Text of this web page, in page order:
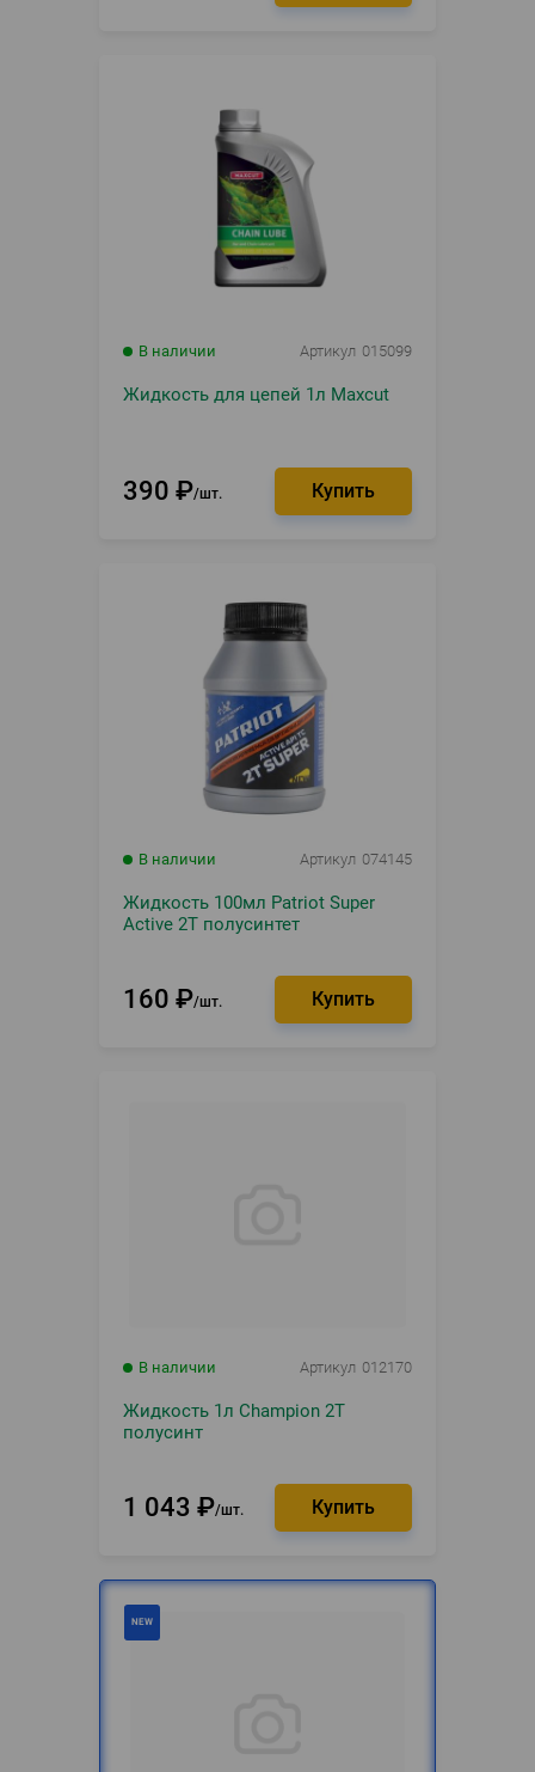
В наличии Артикул 015099
Жидкость для цепей 1л Maxcut
390 ₽ шт.
В наличии Артикул 074145
Жидкость 100мл Patriot Super
Active 2T полусинтет
160 ₽ шт.
В наличии Артикул 012170
Жидкость 1л Champion 2T
полусинт
1 043 ₽ шт.